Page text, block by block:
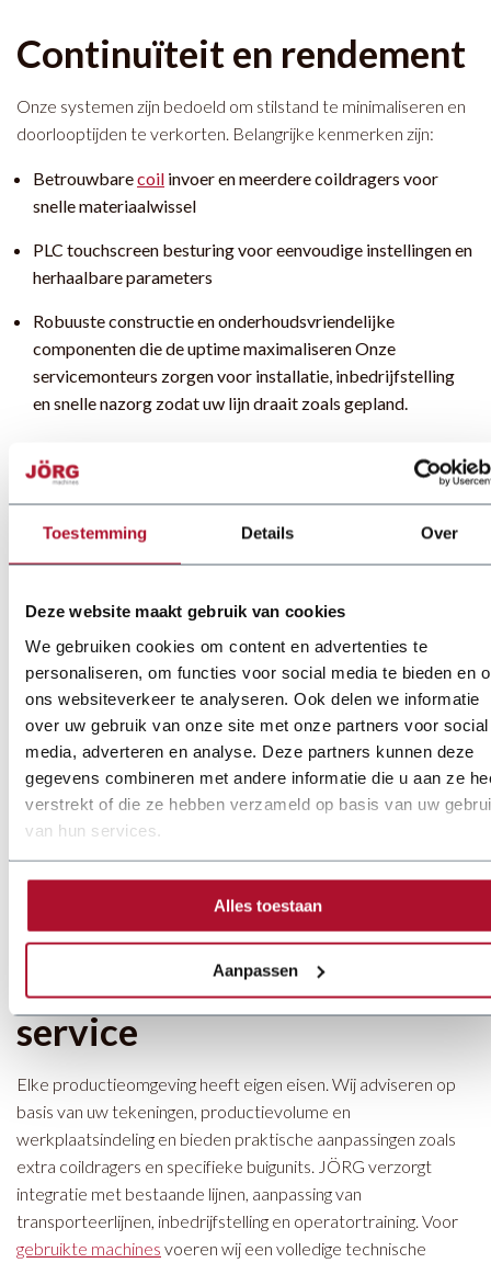
Toestemming Details Over
Deze website maakt gebruik van cookies
We gebruiken cookies om content en advertenties te
personaliseren, om functies voor social media te bieden en
ons websiteverkeer te analyseren. Ook delen we informatie
over uw gebruik van onze site met onze partners voor social
media, adverteren en analyse. Deze partners kunnen deze
gegevens combineren met andere informatie die u aan ze
verstrekt of die ze hebben verzameld op basis van uw
van hun services.
Alles toestaan
Aanpassen
Continuïteit en rendement
Onze systemen zijn bedoeld om stilstand te minimaliseren en
doorlooptijden te verkorten. Belangrijke kenmerken zijn:
Betrouwbarecoil invoer en meerdere coildragers voor
snelle materiaalwissel
PLC touchscreen besturing voor eenvoudige instellingen en
herhaalbare parameters
Robuuste constructie en onderhoudsvriendelijke
componenten die de uptime maximaliseren Onze
servicemonteurs zorgen voor installatie, inbedrijfstelling
en snelle nazorg zodat uw lijn draait zoals gepland.
Technische specificaties en
gebruikelijke configuraties
We leveren zowel standaardoplossingen als volledig op maat
Materiaaldikte tot 1,25 mm voor St37 staal, met
mogelijkheden vanaf 0,5 mm voor dunner materiaal
Productietijden afhankelijk van configuratie en
kanaalafmetingen; in volautomatische opstelling zijn
doorlooptijden per kanaal vaak slechts enkele tientallen
seconden
Productie van I, L en U profielen, gezette kanalen en
uithoeken direct vanaf coil Elke machine wordt afgestemd
productiesnelheid zodat u altijd optimale prestaties haalt.
Maatwerk, installatie en
service
Elke productieomgeving heeft eigen eisen. Wij adviseren op
basis van uw tekeningen, productievolume en
werkplaatsindeling en bieden praktische aanpassingen zoals
extra coildragers en specifieke buigunits. JÖRG verzorgt
integratie met bestaande lijnen, aanpassing van
transporteerlijnen, inbedrijfstelling en operatortraining. Voor
gebruikte machines voeren wij een volledige technische